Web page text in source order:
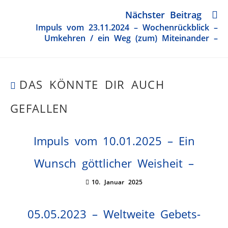
Nächster Beitrag
Impuls vom 23.11.2024 – Wochenrückblick –
Umkehren / ein Weg (zum) Miteinander –
DAS KÖNNTE DIR AUCH
GEFALLEN
Impuls vom 10.01.2025 – Ein
Wunsch göttlicher Weisheit –
10. Januar 2025
05.05.2023 – Weltweite Gebets-